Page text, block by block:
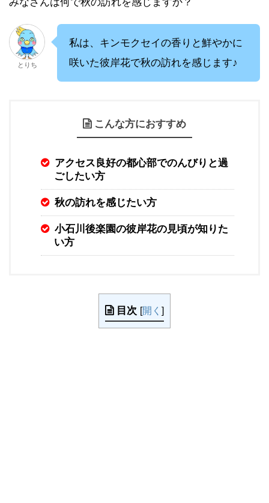
とりち
私は、キンモクセイの香りと鮮やかに
咲いた彼岸花で秋の訪れを感じます♪
こんな方におすすめ
アクセス良好の都心部でのんびりと過
ごしたい方
秋の訪れを感じたい方
小石川後楽園の彼岸花の見頃が知りた
い方
目次 [開く ]